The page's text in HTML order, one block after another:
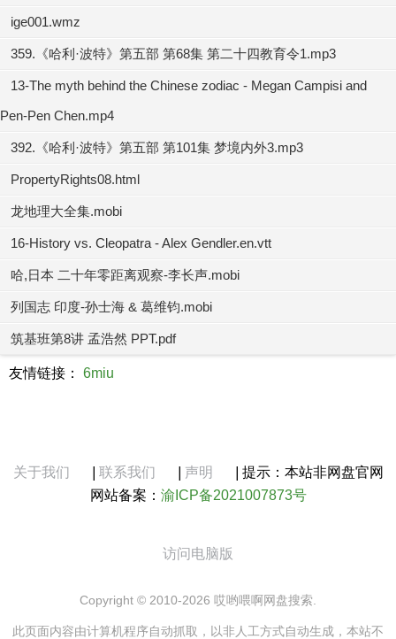
ige001.wmz
359.《哈利·波特》第五部 第68集 第二十四教育令1.mp3
13-The myth behind the Chinese zodiac - Megan Campisi and
Pen-Pen Chen.mp4
392.《哈利·波特》第五部 第101集 梦境内外3.mp3
PropertyRights08.html
龙地理大全集.mobi
16-History vs. Cleopatra - Alex Gendler.en.vtt
哈,日本 二十年零距离观察-李长声.mobi
列国志 印度-孙士海 & 葛维钧.mobi
筑基班第8讲 孟浩然 PPT.pdf
友情链接： 6miu
关于我们 联系我们 声明
提示：本站非网盘官网
网站备案： 渝ICP备2021007873号
访问电脑版
Copyright © 2010-2026 哎哟喂啊网盘搜索.
此页面内容由计算机程序自动抓取，以非人工方式自动生成，本站不